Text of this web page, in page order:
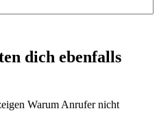
dich ebenfalls